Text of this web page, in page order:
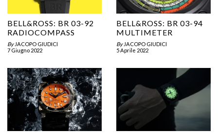
BELL&ROSS: BR 03-92
RADIOCOMPASS
By JACOPO GIUDICI
7 Giugno 2022
BELL&ROSS: BR 03-94
MULTIMETER
By JACOPO GIUDICI
5 Aprile 2022